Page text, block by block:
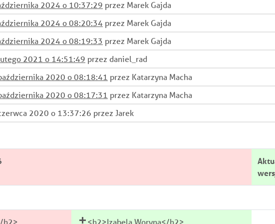
2024 o 10:37:29 przez Marek Gajda
2024 o 08:20:34 przez Marek Gajda
2024 o 08:19:33 przez Marek Gajda
2021 o 14:51:49 przez daniel_rad
2020 o 08:18:41 przez Katarzyna Macha
2020 o 08:17:31 przez Katarzyna Macha
2020 o 13:37:26 przez Jarek
h2> <h2>Izabela Woryna</h2>